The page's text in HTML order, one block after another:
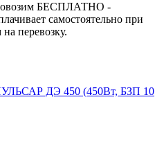
БЕСПЛАТНО -
самостоятельно при
перевозку.